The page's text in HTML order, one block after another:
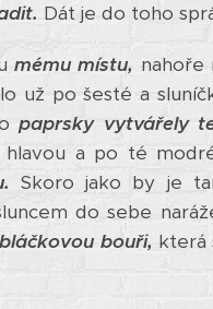
Dát je do toho
mému místu, nahoře
už po šesté a
paprsky vytvářely
hlavou a po té
Skoro jako by je
do sebe
bouři, která